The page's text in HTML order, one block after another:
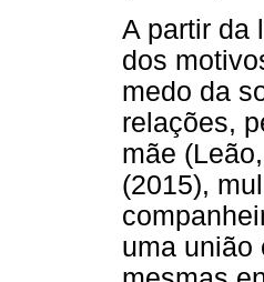
A partir da
dos
medo da
relações,
mãe
(2015),
uma união